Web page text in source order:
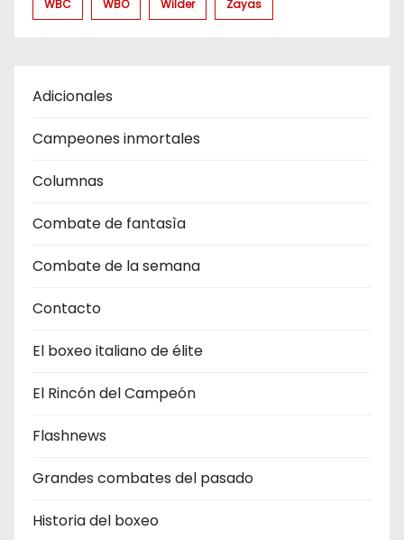
WBC WBO Wilder Zayas
Adicionales
Campeones inmortales
Columnas
Combate de fantasìa
Combate de la semana
Contacto
El boxeo italiano de élite
El Rincón del Campeón
Flashnews
Grandes combates del pasado
Historia del boxeo